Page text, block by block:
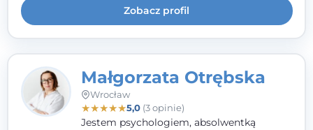
Zobacz profil
Małgorzata Otrębska
Wrocław
★★★★★5,0(3 opinie)
Jestem psychologiem, absolwentką